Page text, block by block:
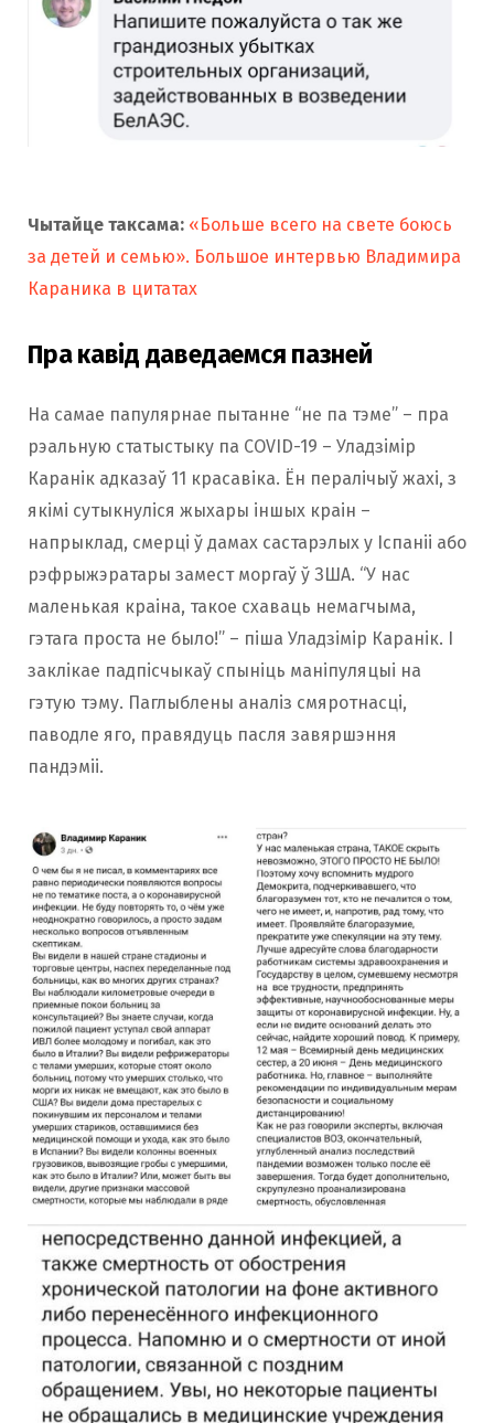
Чытайце таксама: «Больше всего на свете боюсь
за детей и семью». Большое интервью Владимира
Караника в цитатах
Пра кавід даведаемся пазней
На самае папулярнае пытанне “не па тэме” – пра
рэальную статыстыку па COVID-19 – Уладзімір
Каранік адказаў 11 красавіка. Ён пералічыў жахі, з
якімі сутыкнуліся жыхары іншых краін –
напрыклад, смерці ў дамах састарэлых у Іспаніі або
рэфрыжэратары замест моргаў ў ЗША. “У нас
маленькая краіна, такое схаваць немагчыма,
гэтага проста не было!” – піша Уладзімір Каранік. І
заклікае падпісчыкаў спыніць маніпуляцыі на
гэтую тэму. Паглыблены аналіз смяротнасці,
паводле яго, правядуць пасля завяршэння
пандэміі.